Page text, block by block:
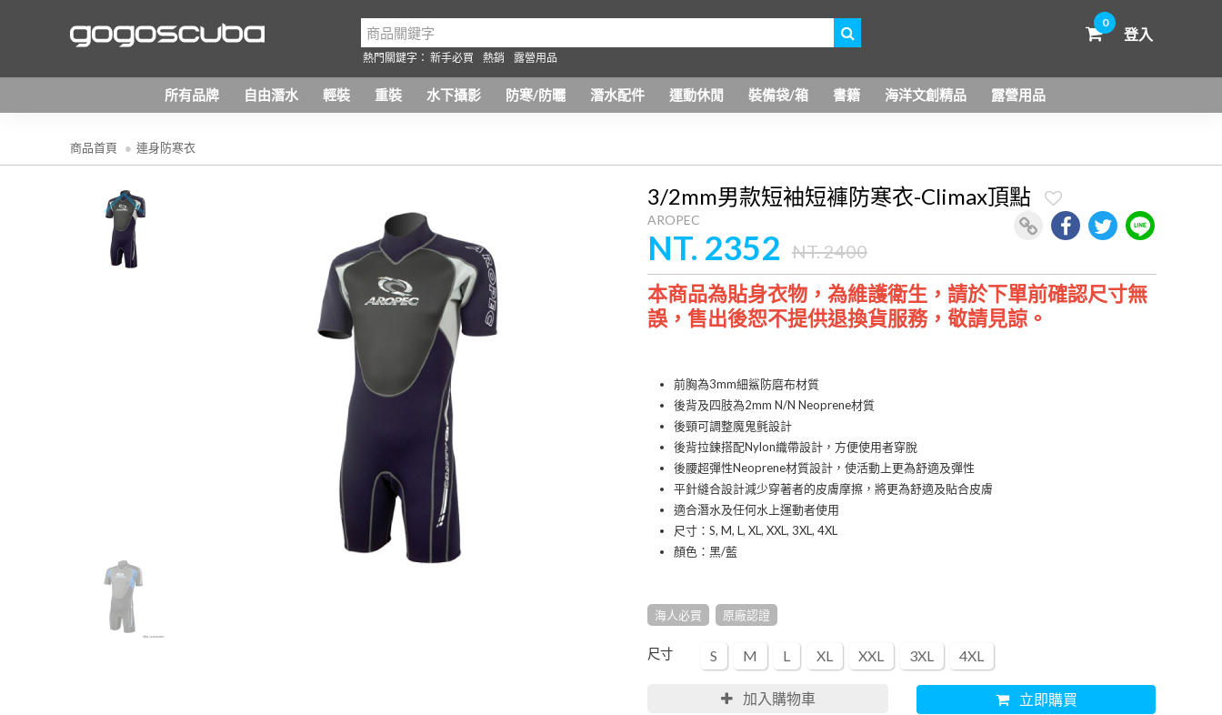
0
登入
熱門關鍵字： 新手必買 熱銷 露營用品
所有品牌 自由潛水 輕裝 重裝 水下攝影 防寒/防曬 潛水配件 運動休閒 裝備袋/箱 書籍 海洋文創精品 露營用品
商品首頁 連身防寒衣
3/2mm男款短袖短褲防寒衣-Climax頂點
AROPEC
NT. 2352 NT. 2400
本商品為貼身衣物，為維護衛生，請於下單前確認尺寸無
誤，售出後恕不提供退換貨服務，敬請見諒。
前胸為3mm細鯊防磨布材質
後背及四肢為2mm N/N Neoprene材質
後頸可調整魔鬼氈設計
後背拉鍊搭配Nylon織帶設計，方便使用者穿脫
後腰超彈性Neoprene材質設計，使活動上更為舒適及彈性
平針縫合設計減少穿著者的皮膚摩擦，將更為舒適及貼合皮膚
適合潛水及任何水上運動者使用
尺寸：S, M, L, XL, XXL, 3XL, 4XL
顏色：黑/藍
海人必買 原廠認證
尺寸 S M L XL XXL 3XL 4XL
加入購物車 立即購買